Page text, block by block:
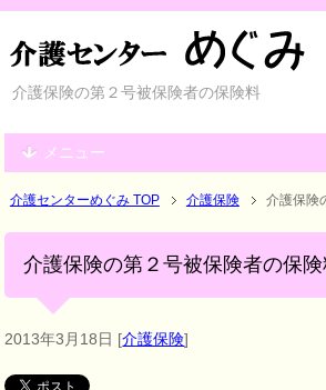
介護保険の第２号被保険者の保険料
メニュー
介護センターめぐみ TOP 介護保険 介護保険
介護保険の第２号被保険者の保
2013年3月18日 [介護保険]